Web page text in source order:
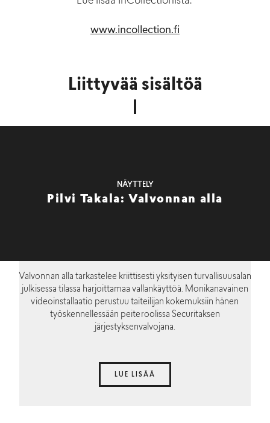
www.incollection.fi
Liittyvää sisältöä
NÄYTTELY
Pilvi Takala: Valvonnan alla
Valvonnan alla tarkastelee kriittisesti yksityisen turvallisuusalan
julkisessa tilassa harjoittamaa vallankäyttöä. Monikanavainen
videoinstallaatio perustuu taiteilijan kokemuksiin hänen
työskennellessään peiteroolissa Securitaksen
järjestyksenvalvojana.
LUE LISÄÄ